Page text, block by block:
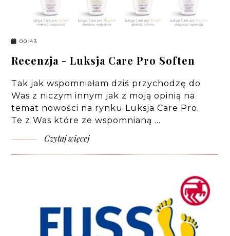
00:43
Recenzja - Luksja Care Pro Soften
Tak jak wspomniałam dziś przychodzę do
Was z niczym innym jak z moją opinią na
temat nowości na rynku Luksja Care Pro.
Te z Was które ze wspomnianą …
Czytaj więcej